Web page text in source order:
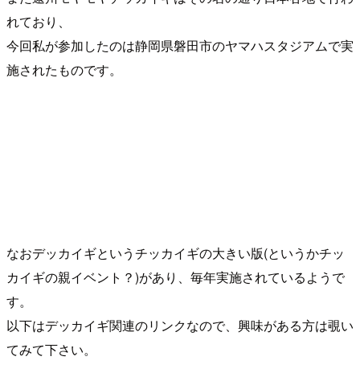
れており、
今回私が参加したのは静岡県磐田市のヤマハスタジアムで実
施されたものです。
なおデッカイギというチッカイギの大きい版(というかチッ
カイギの親イベント？)があり、毎年実施されているようで
す。
以下はデッカイギ関連のリンクなので、興味がある方は覗い
てみて下さい。